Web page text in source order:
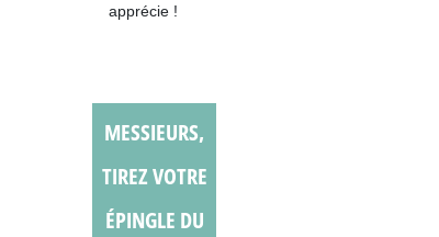
apprécie !
MESSIEURS,
TIREZ VOTRE
ÉPINGLE DU